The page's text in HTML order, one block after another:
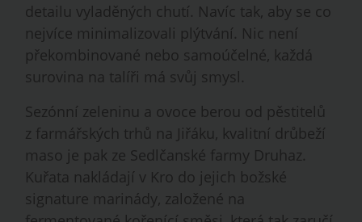
detailu vyladěných chutí. Navíc tak, aby se co
nejvíce minimalizovali plýtvání. Nic není
překombinované nebo samoúčelné, každá
surovina na talíři má svůj smysl.
Sezónní zeleninu a ovoce berou od pěstitelů
z farmářských trhů na Jiřáku, kvalitní drůbeží
maso je pak ze Sedlčanské farmy Druhaz.
Kuřata nakládají v Kro do jejich božské
signature marinády, založené na